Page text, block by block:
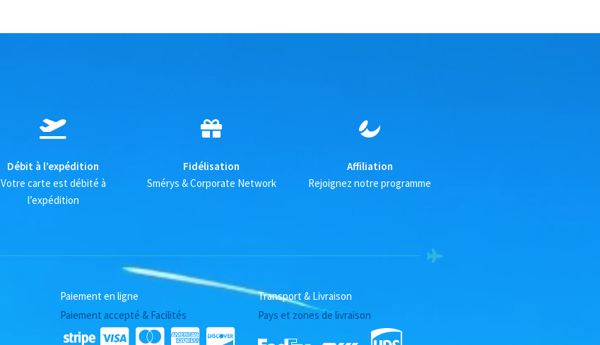
Débit à l’expédition
Votre carte est débité à
l’expédition
Fidélisation
Smérys & Corporate Network
Affiliation
Rejoignez notre programme
Paiement en ligne
Paiement accepté & Facilités
Transport & Livraison
Pays et zones de livraison